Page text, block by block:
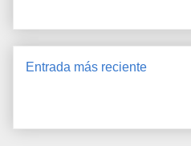
Entrada más reciente